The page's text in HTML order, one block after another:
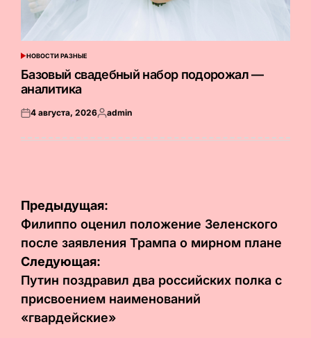
ОПУБЛИКОВАНО
В
НОВОСТИ РАЗНЫЕ
Базовый свадебный набор подорожал —
аналитика
Опубликовано
4 августа, 2026Запись
admin
Навигация
по
записям
Предыдущая:
Филиппо оценил положение Зеленского
после заявления Трампа о мирном плане
Следующая:
Путин поздравил два российских полка с
присвоением наименований
«гвардейские»